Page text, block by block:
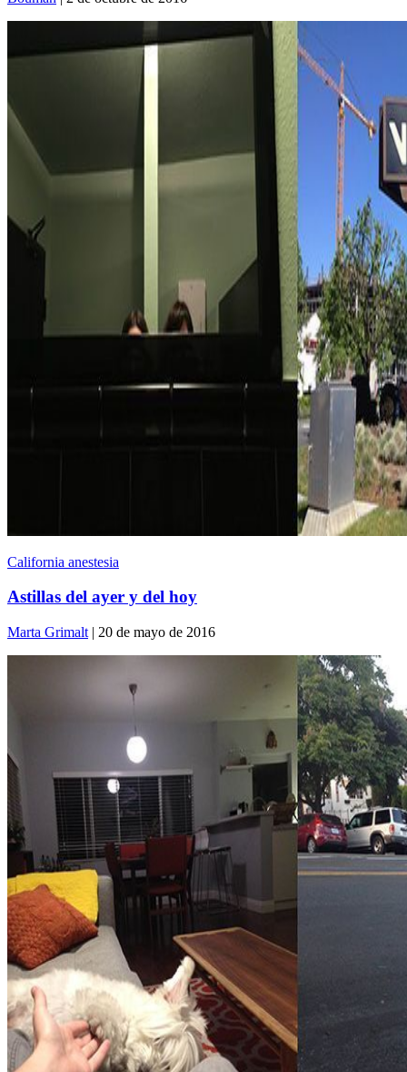
California anestesia
Astillas del ayer y del hoy
Marta Grimalt | 20 de mayo de 2016